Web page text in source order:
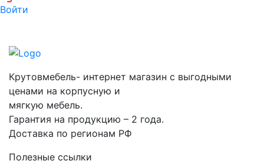
Войти
Крутовмебель- интернет магазин с выгодными
ценами на корпусную и
мягкую мебель.
Гарантия на продукцию – 2 года.
Доставка по регионам РФ
Полезные ссылки